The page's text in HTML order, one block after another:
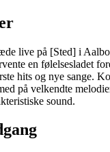
live på [Sted] i
en følelsesladet
hits og nye sange.
på velkendte
sound.